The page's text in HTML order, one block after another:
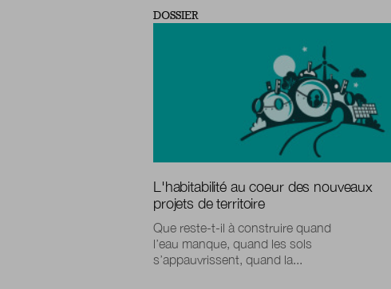
DOSSIER
L'habitabilité au coeur des nouveaux
projets de territoire
Que reste-t-il à construire quand
l’eau manque, quand les sols
s’appauvrissent, quand la...